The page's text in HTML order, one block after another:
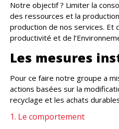
Notre objectif ? Limiter la
des ressources et la
production de nos services. Et
productivité et de
Les mesures
Pour ce faire notre groupe a
actions basées sur la
recyclage et les achats
1. Le comportement